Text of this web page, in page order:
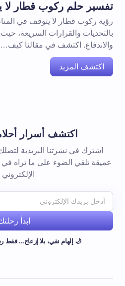
تفسير حلم ركوب قطار لا
رؤية ركوب قطار لا يتوقف في
بالتحديات والقرارات السريعة،
والاندفاع. اكتشف في مقالنا كيف…
اكتشف المزيد
اكتشف أسرار
اشترك في نشرتنا البريدية
عميقة تلقي الضوء على ما تراه
ابدأ
🌙 إلهام نقي، بلا إزعاج...